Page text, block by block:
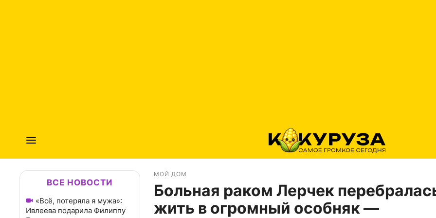
ВСЕ НОВОСТИ
«Всё, потеряла я мужа»:
Ивлеева подарила Филиппу
МОЙ ДОМ
Больная раком Лерчек
жить в огромный особняк —